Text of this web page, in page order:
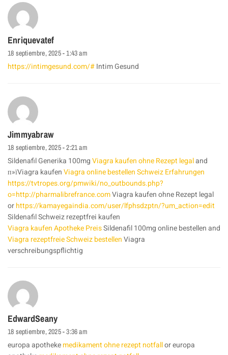
Enriquevatef
18 septiembre, 2025 - 1:43 am
https://intimgesund.com/#Intim Gesund
Jimmyabraw
18 septiembre, 2025 - 2:21 am
Sildenafil Generika 100mgViagra kaufen ohne Rezept legaland
п»їViagra kaufenViagra online bestellen Schweiz Erfahrungen
https://tvtropes.org/pmwiki/no_outbounds.php?
o=http://pharmalibrefrance.comViagra kaufen ohne Rezept legal
orhttps://kamayegaindia.com/user/lfphsdzptn/?um_action=edit
Sildenafil Schweiz rezeptfrei kaufen
Viagra kaufen Apotheke PreisSildenafil 100mg online bestellen and
Viagra rezeptfreie Schweiz bestellenViagra
verschreibungspflichtig
EdwardSeany
18 septiembre, 2025 - 3:36 am
europa apothekemedikament ohne rezept notfallor europa